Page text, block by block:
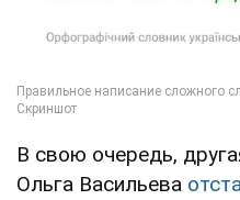
В свою очередь,
Ольга Васильева